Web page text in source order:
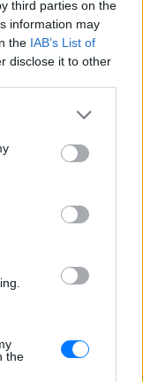
third parties on the
information may
the IAB’s List of
disclose it to other
the
συγγνώμη
σε άλλες
Μειώσεις
πάνω από
πότε ξεκινούν
πρωτοβουλία για
των σούπερ μάρκετ: